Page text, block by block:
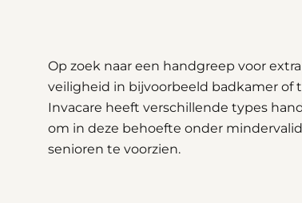
Op zoek naar een handgreep voor extra
veiligheid in bijvoorbeeld badkamer of
Invacare heeft verschillende types
om in deze behoefte onder
senioren te voorzien.